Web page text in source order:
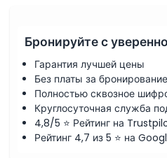
Бронируйте с
Гарантия лучшей цены
Без платы за бронирование
Полностью сквозное
Круглосуточная служба
4,8/5 ⭐ Рейтинг на
Рейтинг 4,7 из 5 ⭐ на